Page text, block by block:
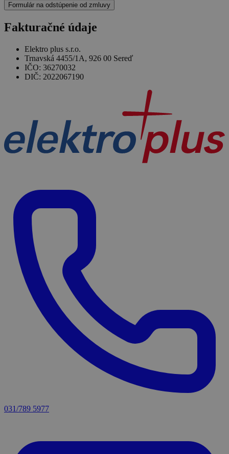
Formulár na odstúpenie od zmluvy
Fakturačné údaje
Elektro plus s.r.o.
Trnavská 4455/1A, 926 00 Sereď
IČO: 36270032
DIČ: 2022067190
031/789 5977